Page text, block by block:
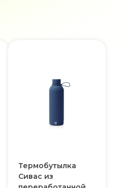
Термобутылка
Сивас из